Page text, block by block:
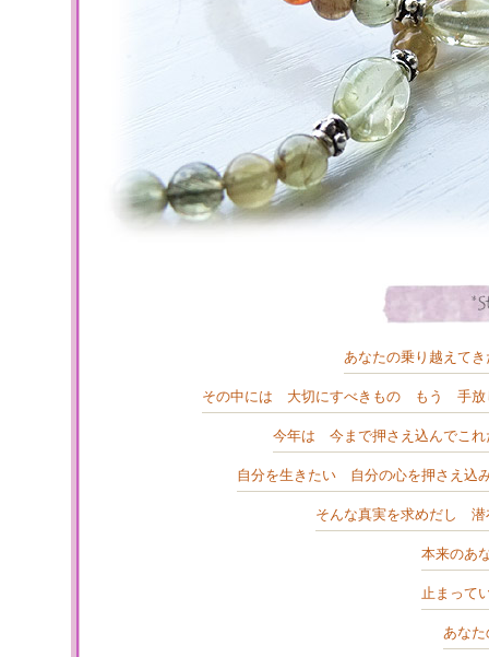
あなたの乗り越えて
その中には 大切にすべきもの もう 手放
今年は 今まで押さえ込んでこ
自分を生きたい 自分の心を押さえ
そんな真実を求めだし
本来のあ
止まって
あなた